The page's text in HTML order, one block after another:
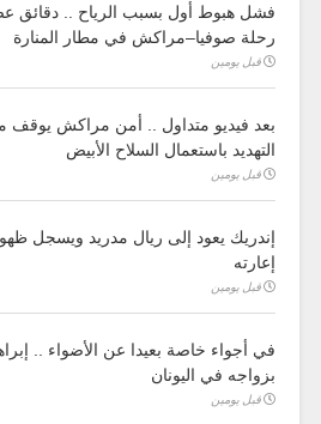
فشل هبوط أول بسبب الرياح .. دقائق
رحلة صوفيا–مراكش في مطار المنارة
قبل يومين
بعد فيديو متداول .. أمن مراكش
التهديد باستعمال السلاح الأبيض
قبل يومين
إندريك يعود إلى ريال مدريد ويسجل
إعارته
قبل يومين
في أجواء خاصة بعيدا عن الأضواء ..
بزواجه في اليونان
قبل يومين